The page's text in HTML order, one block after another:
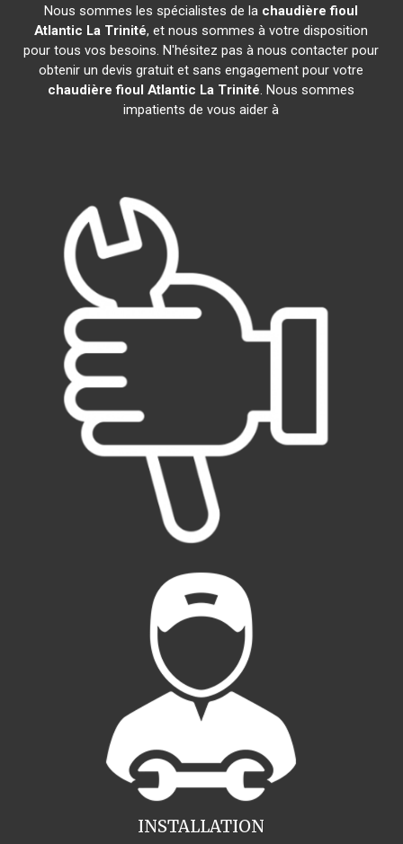
Nous sommes les spécialistes de la chaudière fioul
Atlantic La Trinité, et nous sommes à votre disposition
pour tous vos besoins. N'hésitez pas à nous contacter pour
obtenir un devis gratuit et sans engagement pour votre
chaudière fioul Atlantic La Trinité. Nous sommes
impatients de vous aider à
INSTALLATION